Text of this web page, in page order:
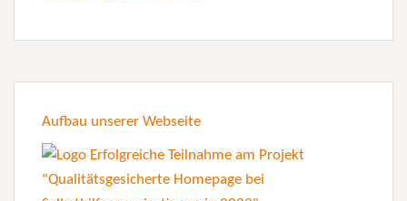
Aufbau unserer Webseite